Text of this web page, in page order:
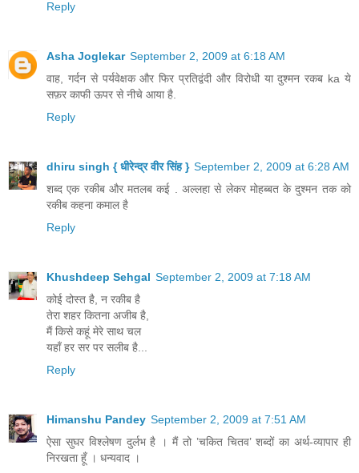
Reply
Asha Joglekar September 2, 2009 at 6:18 AM
वाह, गर्दन से पर्यवेक्षक और फिर प्रतिद्वंदी और विरोधी या दुश्मन रकब ka ये
सफ़र काफी ऊपर से नीचे आया है.
Reply
dhiru singh { धीरेन्द्र वीर सिंह } September 2, 2009 at 6:28 AM
शब्द एक रकीब और मतलब कई . अल्लहा से लेकर मोहब्बत के दुश्मन तक को
रकीब कहना कमाल है
Reply
Khushdeep Sehgal September 2, 2009 at 7:18 AM
कोई दोस्त है, न रकीब है
तेरा शहर कितना अजीब है,
मैं किसे कहूं मेरे साथ चल
यहाँ हर सर पर सलीब है...
Reply
Himanshu Pandey September 2, 2009 at 7:51 AM
ऐसा सुघर विश्लेषण दुर्लभ है । मैं तो ’चकित चितव’ शब्दों का अर्थ-व्यापार ही
निरखता हूँ । धन्यवाद ।